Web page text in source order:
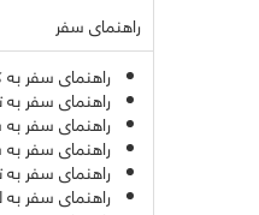
راهنمای سفر
راهنمای سفر به
راهنمای سفر به
راهنمای سفر
راهنمای سفر
راهنمای سفر به
راهنمای سفر به